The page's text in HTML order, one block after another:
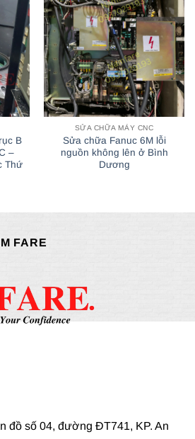
B
–
Thứ
SỬA CHỮA MÁY CNC
Sửa chữa Fanuc 6M lỗi
nguồn không lên ở Bình
Dương
FARE
đồ số 04, đường ĐT741, KP. An